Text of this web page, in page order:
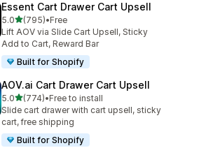
Essent Cart Drawer Cart Upsell
5.0별 5개 중
(795)
총 리뷰 795개
•Free
Lift AOV via Slide Cart Upsell, Sticky
Add to Cart, Reward Bar
Built for Shopify
AOV.ai Cart Drawer Cart Upsell
5.0별 5개 중
(774)
총 리뷰 774개
•Free to install
Slide cart drawer with cart upsell, sticky
cart, free shipping
Built for Shopify